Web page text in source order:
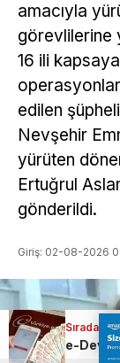
Sıradaki
amacıyla
görevlilerine
16 ili
edilen
Nevşehir
yürüten
Ertuğrul
gönderildi.
Giriş: 02-08-2026
Sıradaki
e-